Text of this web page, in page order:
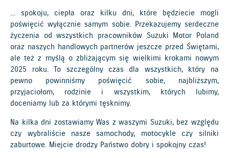
… spokoju, ciepła oraz kilku dni, które będziecie mogli
poświęcić wyłącznie samym sobie. Przekazujemy serdeczne
życzenia od wszystkich pracowników Suzuki Motor Poland
oraz naszych handlowych partnerów jeszcze przed Świętami,
ale też z myślą o zbliżającym się wielkimi krokami nowym
2025 roku. To szczególny czas dla wszystkich, który na
pewno powinniśmy poświęcić sobie, najbliższym,
przyjaciołom, rodzinie i wszystkim, których lubimy,
doceniamy lub za którymi tęsknimy.
Na kilka dni zostawiamy Was z waszymi Suzuki, bez względu
czy wybraliście nasze samochody, motocykle czy silniki
zaburtowe. Miejcie drodzy Państwo dobry i spokojny czas!